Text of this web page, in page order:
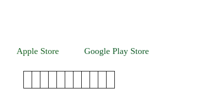
Apple Store Google Play Store